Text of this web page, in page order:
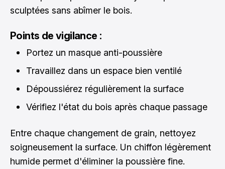
sculptées sans abîmer le bois.
Points de vigilance :
Portez un masque anti-poussière
Travaillez dans un espace bien ventilé
Dépoussiérez régulièrement la surface
Vérifiez l'état du bois après chaque passage
Entre chaque changement de grain, nettoyez
soigneusement la surface. Un chiffon légèrement
humide permet d'éliminer la poussière fine.